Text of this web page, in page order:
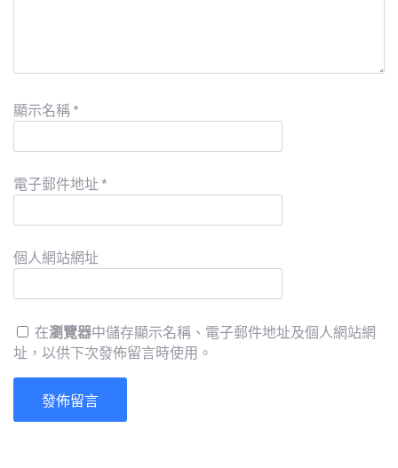
顯示名稱 *
電子郵件地址 *
個人網站網址
在瀏覽器中儲存顯示名稱、電子郵件地址及個人網站網
址，以供下次發佈留言時使用。